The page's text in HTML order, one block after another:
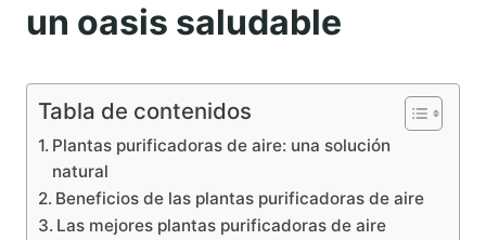
un oasis saludable
Tabla de contenidos
Plantas purificadoras de aire: una solución
natural
Beneficios de las plantas purificadoras de aire
Las mejores plantas purificadoras de aire